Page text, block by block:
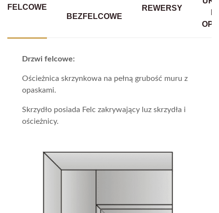
FELCOWE
BEZFELCOWE
REWERSY
Drzwi felcowe:
Ościeżnica skrzynkowa na pełną grubość muru z
opaskami.
Skrzydło posiada Felc zakrywający luz skrzydła i
ościeżnicy.